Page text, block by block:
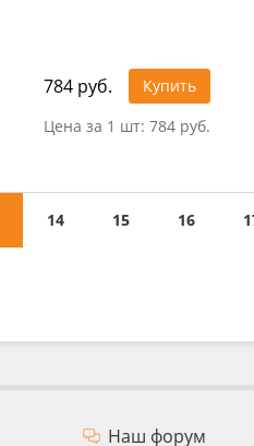
784 руб.
Купить
Цена за 1 шт:784 руб.
14 15 16
Наш форум